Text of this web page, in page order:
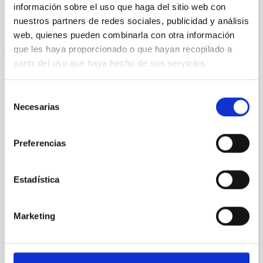
información sobre el uso que haga del sitio web con
nuestros partners de redes sociales, publicidad y análisis
web, quienes pueden combinarla con otra información
que les haya proporcionado o que hayan recopilado a
partir del uso que haya hecho de sus servicios.
Necesarias
Preferencias
Estadística
Marketing
BIBCODE 2026A&A...710A.158C
NÚMERO DE CITAS 7
CON ÁRBITRO
system near the end of photoevaporation
systems. Many multi-planet systems younger than
established through convergent disk migration. Over
time, however, these resonant chains are often
Wang, Mu-Tian et al.